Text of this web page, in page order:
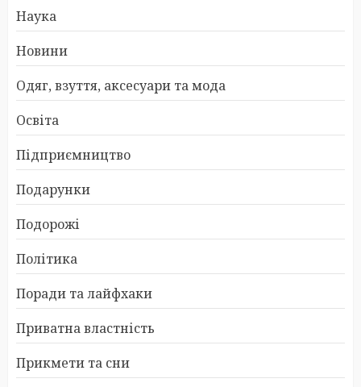
Наука
Новини
Одяг, взуття, аксесуари та мода
Освіта
Підприємництво
Подарунки
Подорожі
Політика
Поради та лайфхаки
Приватна властність
Прикмети та сни